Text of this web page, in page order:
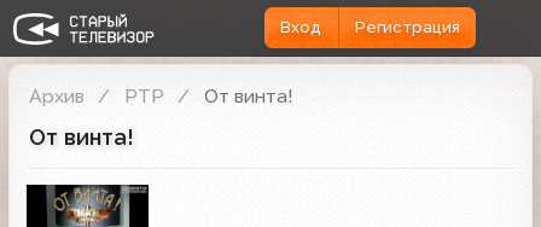
Вход Регистрация
Архив РТР От винта!
От винта!